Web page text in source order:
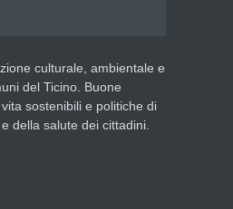
culturale, ambientale e
del Ticino. Buone
sostenibili e politiche di
della salute dei cittadini.